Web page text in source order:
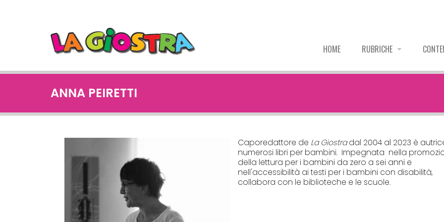
HOME RUBRICHE
ANNA PEIRETTI
Caporedattore de La Giostradal 2004 al 2023 è
numerosi libri per bambini. Impegnata nella
della lettura per i bambini da zero a sei anni e
nell'accessibilità ai testi per i bambini con disabilità,
collabora con le biblioteche e le scuole.